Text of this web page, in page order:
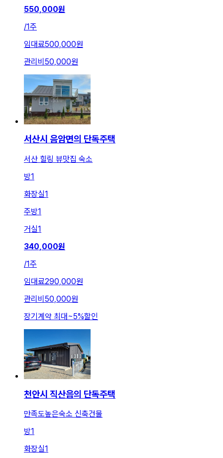
550,000원
/1주
임대료500,000원
관리비 50,000원
서산시 음암면의 단독주택
서산 힐링 뷰맛집 숙소
방1
화장실1
주방1
거실1
340,000원
/1주
임대료290,000원
관리비 50,000원
장기계약 최대~5%할인
천안시 직산읍의 단독주택
만족도높은숙소 신축건물
방1
화장실1